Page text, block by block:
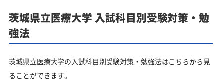
茨城県立医療大学 入試科目別受験対策・勉
強法
茨城県立医療大学の入試科目別受験対策・勉強法はこちらから見
ることができます。